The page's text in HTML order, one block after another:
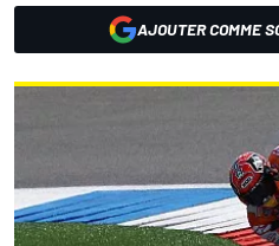
AJOUTER COMME